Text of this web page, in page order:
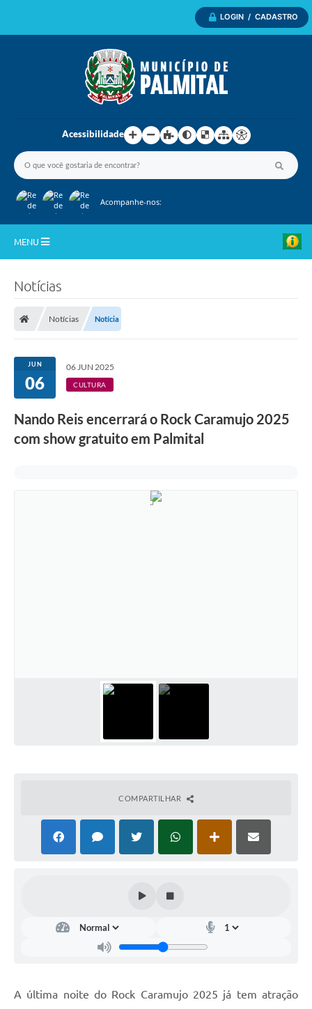
LOGIN / CADASTRO
Acessibilidade
Acompanhe-nos:
MENU
Departamentos
Câmara Municipal
Contato
Notícias
Notícias Notícia
JUN
06
06 JUN 2025
CULTURA
Nando Reis encerrará o Rock Caramujo 2025
com show gratuito em Palmital
COMPARTILHAR
A última noite do Rock Caramujo 2025 já tem atração